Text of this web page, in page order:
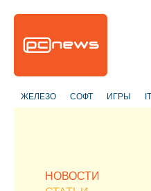
ЖЕЛЕЗО СОФТ ИГРЫ
НОВОСТИ